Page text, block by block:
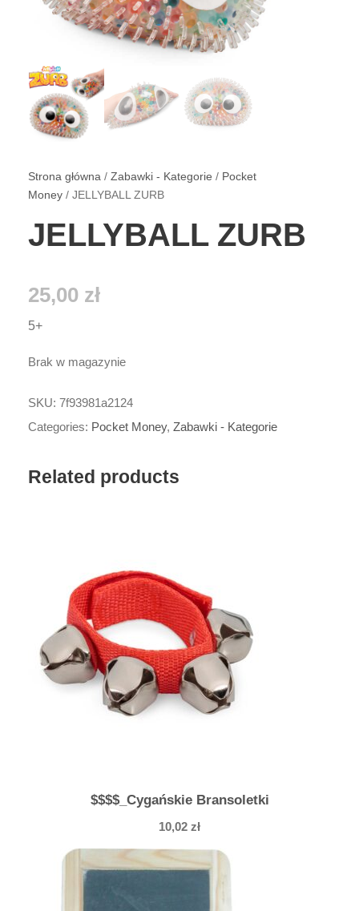
Strona główna / Zabawki - Kategorie / Pocket
Money / JELLYBALL ZURB
JELLYBALL ZURB
25,00 zł
5+
Brak w magazynie
SKU: 7f93981a2124
Categories: Pocket Money, Zabawki - Kategorie
Related products
$$$$_Cygańskie Bransoletki
10,02 zł